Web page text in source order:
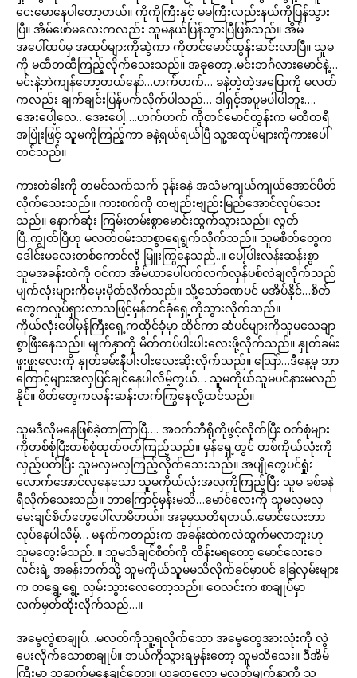
ငေးမောနေပါတော့တယ်။ ကိုကိုကြီးနှင့် မမကြီးလည်းနယ်ကိုပြန်သွား
ပြီ။ အိမ်ဖော်မလေးကလည်း သူမနယ်ပြန်သွားပြီဖြစ်သည်။ အိမ်
အပေါ်ထပ်မှ အထုပ်များကိုဆွဲကာ ကိုတင်မောင်ထွန်းဆင်းလာပြီ။ သူမ
ကို မထီတထီကြည့်လိုက်သေးသည်။ အခုတော့..မင်းဘင်္ဂလားမောင်နဲ့…
မင်းနဲ့ဘဲကျန်တော့တယ်နော်…ဟက်ဟက်… ခနဲ့တဲ့တဲ့အပြောကို မလတ်
ကလည်း ချက်ချင်းပြန်ပက်လိုက်ပါသည်… ဒါရှင့်အပူမပါပါဘူး….
အေးပေါ့လေ…အေးပေါ့….ဟက်ဟက် ကိုတင်မောင်ထွန်းက မထီတရီ
အပြုံးဖြင့် သူမကိုကြည့်ကာ ခနဲ့ရယ်ရယ်ပြီ သူ့အထုပ်များကိုကားပေါ်
တင်သည်။
ကားတံခါးကို တမင်သက်သက် ဒုန်းခနဲ အသံမကျယ်ကျယ်အောင်ပိတ်
လိုက်သေးသည်။ ကားစက်ကို တဗျည်းဗျည်းမြည်အောင်လုပ်သေး
သည်။ နောက်ဆုံး ကြမ်းတမ်းစွာမောင်းထွက်သွားသည်။ လွတ်
ပြီ..ကျွတ်ပြီဟု မလတ်ဝမ်းသာစွာရေရွက်လိုက်သည်။ သူမစိတ်တွေက
ဒေါင်းမလေးတစ်ကောင်လို မြူးကြွနေသည်..။ ပေါ့ပါးလန်းဆန်းစွာ
သူမအခန်းထဲကို ဝင်ကာ အိမ်ယာပေါ်ပက်လက်လှန်ပစ်လဲချလိုက်သည်
မျက်လုံးများကိုမှေးမှိတ်လိုက်သည်။ သို့သော်ခဏပင် မအိပ်နိုင်…စိတ်
တွေကလှုပ်ရှားလာသဖြင့်မှန်တင်ခုံရှေ့ကိုသွားလိုက်သည်။
ကိုယ်လုံးပေါ်မှန်ကြီးရှေ့ကထိုင်ခုံမှာ ထိုင်ကာ ဆံပင်များကိုသူမသေချာ
စွာဖြီးနေသည်။ မျက်နှာကို မိတ်ကပ်ပါးပါးလေးဖို့လိုက်သည်။ နှုတ်ခမ်း
ဖူးဖူးလေးကို နှုတ်ခမ်းနီပါးပါးလေးဆိုးလိုက်သည်။ သြော်…ဒီနေ့မှ ဘာ
ကြောင့်များအလှပြင်ချင်နေပါလိမ့်ကွယ်… သူမကိုယ်သူမပင်နားမလည်
နိုင်။ စိတ်တွေကလန်းဆန်းတက်ကြွနေလို့ထင်သည်။
သူမဒီလိုမနေဖြစ်ခဲ့တာကြာပြီ…. အဝတ်ဘီရိုကိုဖွင့်လိုက်ပြီး ဝတ်စုံများ
ကိုတစ်စုံပြီးတစ်စုံထုတ်ဝတ်ကြည့်သည်။ မှန်ရှေ့တွင် တစ်ကိုယ်လုံးကို
လှည့်ပတ်ပြီး သူမလှမလှကြည့်လိုက်သေးသည်။ အပျိုတွေပင်ရှုံး
လောက်အောင်လှနေသော သူမကိုယ်လုံးအလှကိုကြည့်ပြီး သူမ ခစ်ခနဲ
ရီလိုက်သေးသည်။ ဘာကြောင့်မှန်းမသိ…မောင်လေးကို သူမလှမလှ
မေးချင်စိတ်တွေပေါ်လာမိတယ်။ အခုမှသတိရတယ်..မောင်လေးဘာ
လုပ်နေပါလိမ့်… မနက်ကတည်းက အခန်းထဲကလဲထွက်မလာဘူးဟု
သူမတွေးမိသည်..။ သူမသိချင်စိတ်ကို ထိန်းမရတော့ မောင်လေးဝေ
လင်းရဲ့ အခန်းဘက်သို့ သူမကိုယ်သူမမသိလိုက်ခင်မှာပင် ခြေလှမ်းများ
က တရွှေ့ရွှေ့ လှမ်းသွားလေတော့သည်။ ဝေလင်းက စာချုပ်မှာ
လက်မှတ်ထိုးလိုက်သည်…။
အမွေလွဲစာချုပ်…မလတ်ကိုသူ့ရလိုက်သော အမွေတွေအားလုံးကို လွဲ
ပေးလိုက်သောစာချုပ်။ ဘယ်ကိုသွားရမှန်းတော့ သူမသိသေး။ ဒီအိမ်
ကြီးမှာ သူဆက်မနေချင်တော့။ ယခုတလော မလတ်မျက်နှာကို သူ